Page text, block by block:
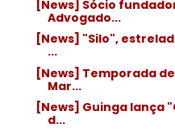
[News] Sócio
Advogado...
[News] "Silo",
...
[News] Temporada
Mar...
[News] Guinga lança
d...